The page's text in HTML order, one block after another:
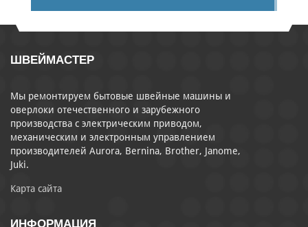
ШВЕЙМАСТЕР
Мы ремонтируем бытовые швейные машины и
оверлоки отечественного и зарубежного
производства с электрическим приводом,
механическим и электронным управлением
производителей Aurora, Bernina, Brother, Janome,
Juki.
Карта сайта
ИНФОРМАЦИЯ